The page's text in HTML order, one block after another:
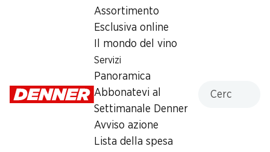
Assortimento
Esclusiva online
Il mondo del vino
Servizi
Panoramica
Abbonatevi al
Settimanale Denner
Avviso azione
Lista della spesa
08:00 - 20:00